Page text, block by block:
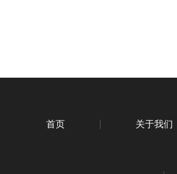
首页 关于我们